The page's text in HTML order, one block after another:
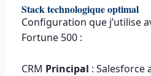
Stack technologique optimal
Configuration que j’utilise
Fortune 500 :
CRM Principal : Salesforce